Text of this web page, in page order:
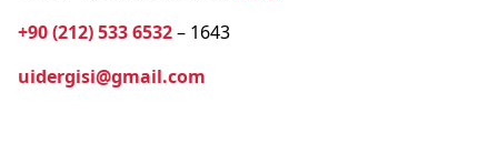
+90 (212) 533 6532– 1643
uidergisi@gmail.com